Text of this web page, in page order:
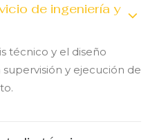
de ingeniería y
técnico y el diseño
y ejecución de